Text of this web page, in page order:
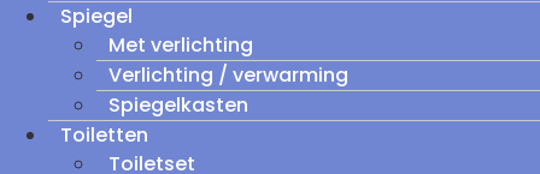
Spiegel
Met verlichting
Verlichting / verwarming
Spiegelkasten
Toiletten
Toiletset